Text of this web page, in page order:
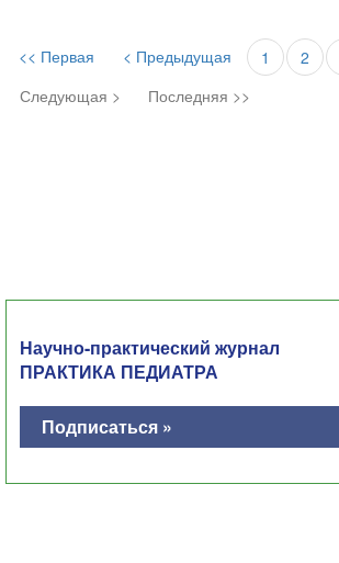
<< Первая < Предыдущая 1 2
Следующая >
Последняя >>
Научно-практический журнал
ПРАКТИКА ПЕДИАТРА
Подписаться »